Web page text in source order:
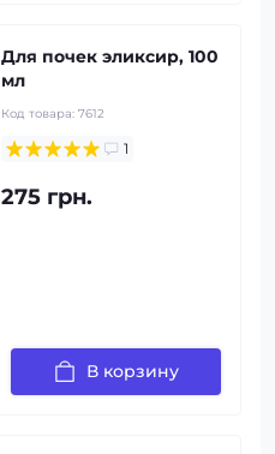
Для почек эликсир, 100
мл
Код товара: 7612
1
275 грн.
В корзину